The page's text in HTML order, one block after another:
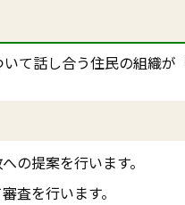
て話し合う住民の組織が
の提案を行います。
査を行います。